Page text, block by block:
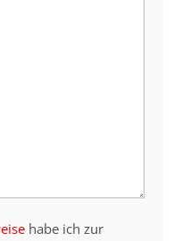
habe ich zur